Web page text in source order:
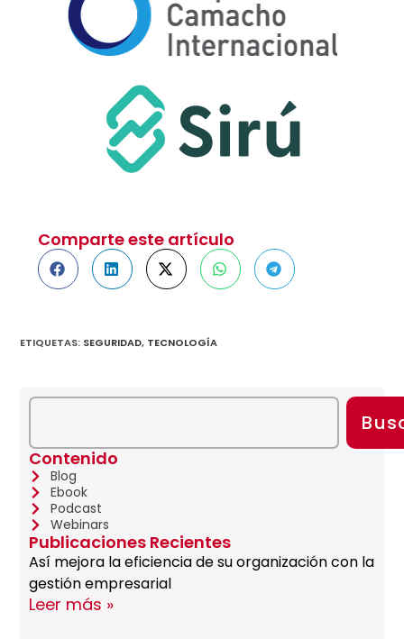
Comparte este artículo
ETIQUETAS: SEGURIDAD, TECNOLOGÍA
Contenido
Blog
Ebook
Podcast
Webinars
Publicaciones Recientes
Así mejora la eficiencia de su organización con la
gestión empresarial
Leer más »